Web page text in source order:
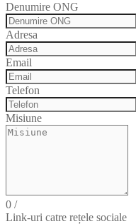
Denumire ONG
Adresa
Email
Telefon
Misiune
0 /
Link-uri catre rețele sociale